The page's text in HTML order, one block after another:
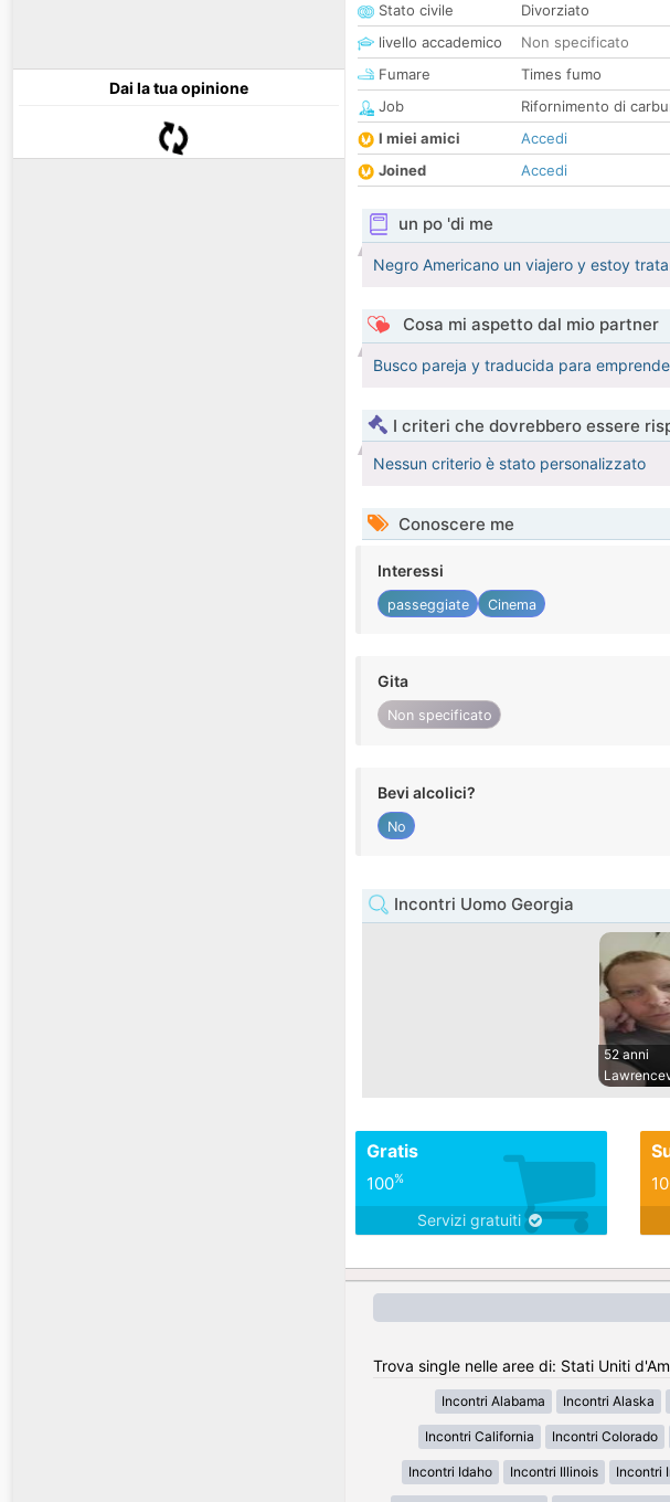
Dai la tua opinione
Stato civile
Divorziato
livello accademico
Non specificato
Fumare
Times fumo
Job
Rifornimento di
I miei amici
Accedi
Joined
Accedi
un po 'di me
Negro Americano un viajero y estoy
Cosa mi aspetto dal mio partner
Busco pareja y traducida para
I criteri che dovrebbero essere
Nessun criterio è stato personalizzato
Conoscere me
Interessi
passeggiate Cinema
Gita
Non specificato
Bevi alcolici?
No
Incontri Uomo Georgia
52 anni
Gratis
100%
Servizi gratuiti
Trova single nelle aree di: Stati Uniti
Incontri Alabama Incontri Alaska
Incontri California Incontri Colorado
Incontri Idaho Incontri Illinois Incontri